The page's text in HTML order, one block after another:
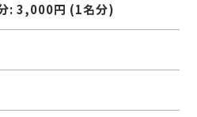
: 3,000円 (1名分)